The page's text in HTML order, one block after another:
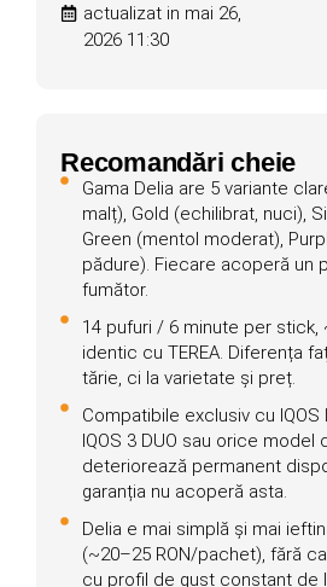
actualizat in mai 26,
2026 11:30
Recomandări cheie
Gama Delia are 5 variante
malț), Gold (echilibrat, nuci),
Green (mentol moderat),
pădure). Fiecare acoperă un
fumător.
14 pufuri / 6 minute per stick,
identic cu TEREA. Diferența
tărie, ci la varietate și preț.
Compatibile exclusiv cu IQOS
IQOS 3 DUO sau orice model
deteriorează permanent
garanția nu acoperă asta.
Delia e mai simplă și mai
(~20–25 RON/pachet), fără
cu profil de gust constant de